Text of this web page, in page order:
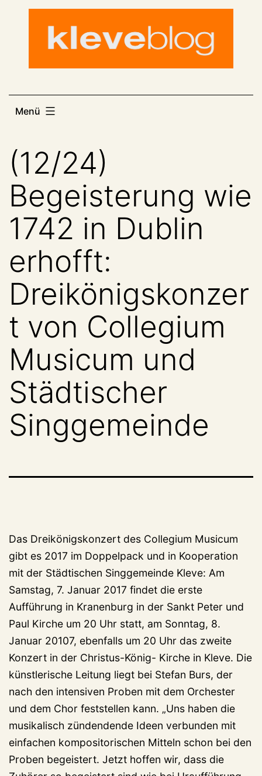
Menü
(12/24)
Begeisterung wie
1742 in Dublin
erhofft:
Dreikönigskonzer
t von Collegium
Musicum und
Städtischer
Singgemeinde
Das Dreikönigskonzert des Collegium Musicum
gibt es 2017 im Doppelpack und in Kooperation
mit der Städtischen Singgemeinde Kleve: Am
Samstag, 7. Januar 2017 findet die erste
Aufführung in Kranenburg in der Sankt Peter und
Paul Kirche um 20 Uhr statt, am Sonntag, 8.
Januar 20107, ebenfalls um 20 Uhr das zweite
Konzert in der Christus-König- Kirche in Kleve. Die
künstlerische Leitung liegt bei Stefan Burs, der
nach den intensiven Proben mit dem Orchester
und dem Chor feststellen kann. „Uns haben die
musikalisch zündendende Ideen verbunden mit
einfachen kompositorischen Mitteln schon bei den
Proben begeistert. Jetzt hoffen wir, dass die